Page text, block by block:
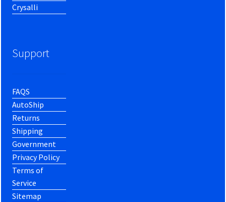
Crysalli
Support
FAQS
AutoShip
Returns
Shipping
Government
Privacy Policy
Terms of
Service
Sitemap